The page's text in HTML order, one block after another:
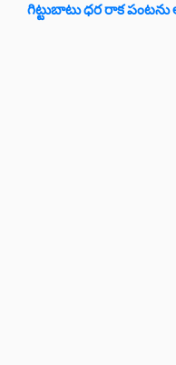
గిట్టుబాటు ధర రాక